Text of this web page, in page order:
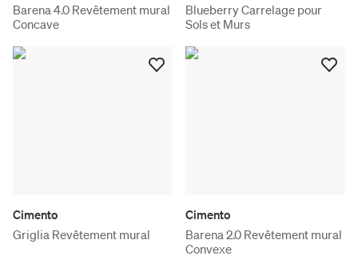
Barena 4.0 Revêtement mural
Concave
Blueberry Carrelage pour
Sols et Murs
Cimento
Griglia Revêtement mural
Cimento
Barena 2.0 Revêtement mural
Convexe